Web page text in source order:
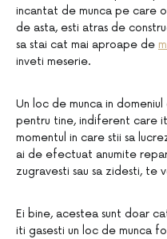
incantat de munca pe care
de asta, esti atras de
sa stai cat mai aproape de
inveti meserie.
Un loc de munca in
pentru tine, indiferent care
momentul in care stii sa
ai de efectuat anumite
zugravesti sau sa zidesti, te
Ei bine, acestea sunt doar
iti gasesti un loc de munca